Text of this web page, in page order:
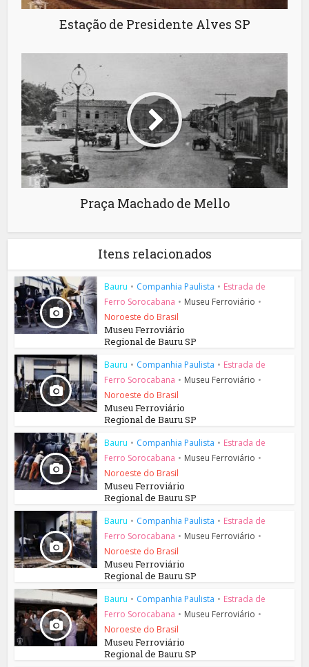
Estação de Presidente Alves SP
Praça Machado de Mello
Itens relacionados
Bauru • Companhia Paulista • Estrada de
Ferro Sorocabana • Museu Ferroviário •
Noroeste do Brasil
Museu Ferroviário
Regional de Bauru SP
Bauru • Companhia Paulista • Estrada de
Ferro Sorocabana • Museu Ferroviário •
Noroeste do Brasil
Museu Ferroviário
Regional de Bauru SP
Bauru • Companhia Paulista • Estrada de
Ferro Sorocabana • Museu Ferroviário •
Noroeste do Brasil
Museu Ferroviário
Regional de Bauru SP
Bauru • Companhia Paulista • Estrada de
Ferro Sorocabana • Museu Ferroviário •
Noroeste do Brasil
Museu Ferroviário
Regional de Bauru SP
Bauru • Companhia Paulista • Estrada de
Ferro Sorocabana • Museu Ferroviário •
Noroeste do Brasil
Museu Ferroviário
Regional de Bauru SP